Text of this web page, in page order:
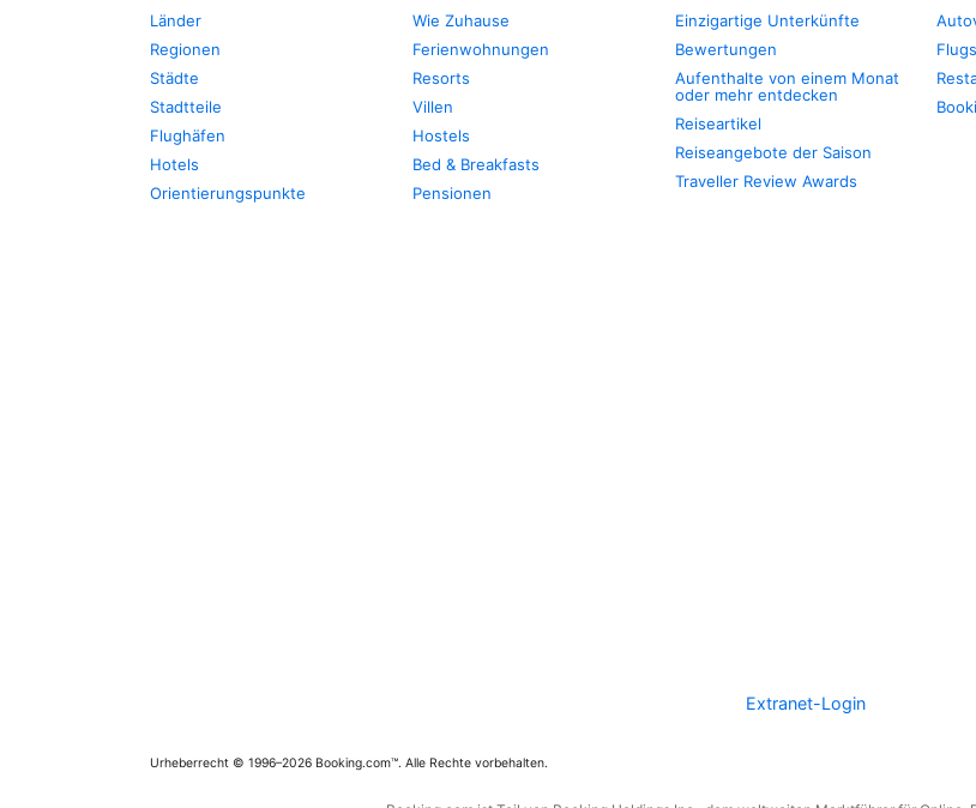
Länder
Regionen
Städte
Stadtteile
Flughäfen
Hotels
Orientierungspunkte
Wie Zuhause
Ferienwohnungen
Resorts
Villen
Hostels
Bed & Breakfasts
Pensionen
Einzigartige Unterkünfte
Bewertungen
Aufenthalte von einem Monat
oder mehr entdecken
Reiseartikel
Reiseangebote der Saison
Traveller Review Awards
Extranet-Login
Urheberrecht © 1996–2026 Booking.com™. Alle Rechte vorbehalten.